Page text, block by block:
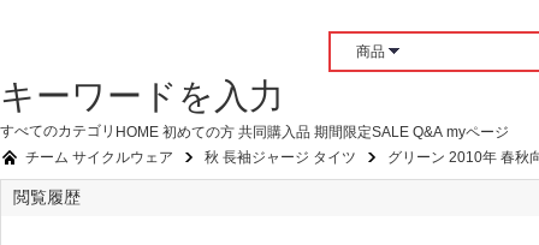
商品
キーワードを入力
すべてのカテゴリ HOME 初めての方 共同購入品 期間限定SALE Q&A myページ
チーム サイクルウェア
秋 長袖ジャージ タイツ グリーン 2010年 春秋
閲覧履歴